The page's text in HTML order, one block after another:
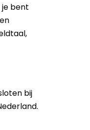
bent
bij